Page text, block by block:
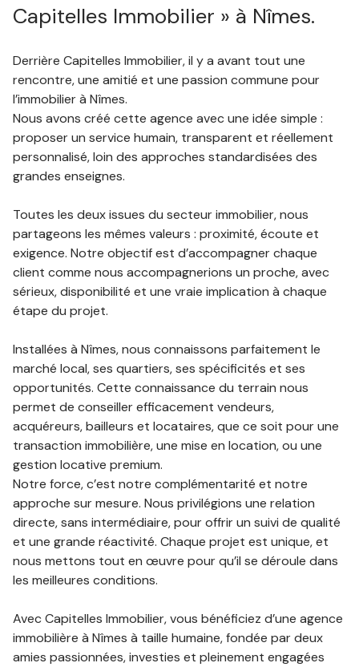
notre
contact
Capitelles Immobilier » à Nîmes.
Derrière Capitelles Immobilier, il y a avant tout une
rencontre, une amitié et une passion commune pour
l’immobilier à Nîmes.
Nous avons créé cette agence avec une idée simple :
proposer un service humain, transparent et réellement
personnalisé, loin des approches standardisées des
grandes enseignes.
Toutes les deux issues du secteur immobilier, nous
partageons les mêmes valeurs : proximité, écoute et
exigence. Notre objectif est d’accompagner chaque
client comme nous accompagnerions un proche, avec
sérieux, disponibilité et une vraie implication à chaque
étape du projet.
Installées à Nîmes, nous connaissons parfaitement le
marché local, ses quartiers, ses spécificités et ses
opportunités. Cette connaissance du terrain nous
permet de conseiller efficacement vendeurs,
acquéreurs, bailleurs et locataires, que ce soit pour une
transaction immobilière, une mise en location, ou une
gestion locative premium.
Notre force, c’est notre complémentarité et notre
approche sur mesure. Nous privilégions une relation
directe, sans intermédiaire, pour offrir un suivi de qualité
et une grande réactivité. Chaque projet est unique, et
nous mettons tout en œuvre pour qu’il se déroule dans
les meilleures conditions.
Avec Capitelles Immobilier, vous bénéficiez d’une agence
immobilière à Nîmes à taille humaine, fondée par deux
amies passionnées, investies et pleinement engagées